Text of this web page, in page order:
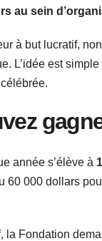
au sein
à but lucratif,
L’idée est
année s’élève à
60 000 dollars
la Fondation